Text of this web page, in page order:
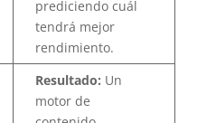
prediciendo cuál
tendrá mejor
rendimiento.
Resultado: Un
motor de